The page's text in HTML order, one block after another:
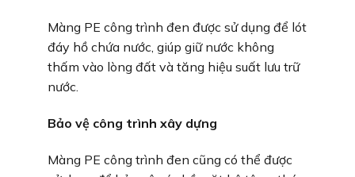
Màng PE công trình đen được sử dụng để lót
đáy hồ chứa nước, giúp giữ nước không
thấm vào lòng đất và tăng hiệu suất lưu trữ
nước.
Bảo vệ công trình xây dựng
Màng PE công trình đen cũng có thể được